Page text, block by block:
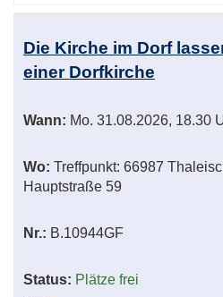
Die Kirche im Dorf
einer Dorfkirche
Wann: Mo. 31.08.2026, 18.30
Wo: Treffpunkt: 66987
Hauptstraße 59
Nr.: B.10944GF
Status: Plätze frei